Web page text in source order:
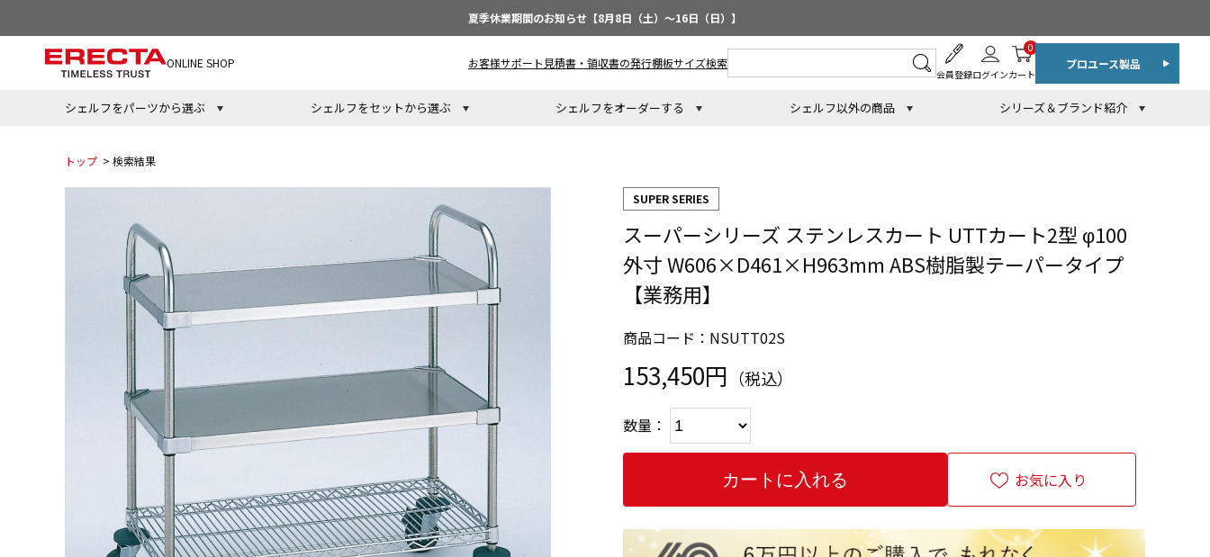
夏季休業期間のお知らせ【8月8日（土）～16日（日）】
ONLINE SHOP お客様サポート 見積書・領収書の発行棚板サイズ検索
会員登録ログインカート
0
プロユース製品
シェルフをパーツから選ぶ シェルフをセットから選ぶ シェルフをオーダーする シェルフ以外の商品 シリーズ＆ブランド紹介
トップ > 検索結果
SUPER SERIES
スーパーシリーズ ステンレスカート UTTカート2型 φ100
外寸 W606×D461×H963mm ABS樹脂製テーパータイプ
【業務用】
商品コード：NSUTT02S
153,450円 （税込）
数量：
お気に入り